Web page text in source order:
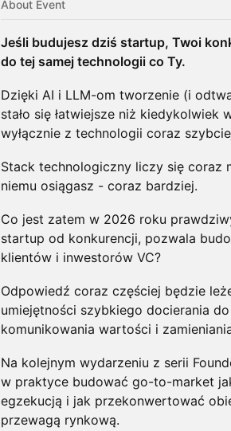
About Event
Jeśli budujesz dziś startup, Twoi
do tej samej technologii co Ty.
​Dzięki AI i LLM-om tworzenie (i
stało się łatwiejsze niż kiedykolwiek
wyłącznie z technologii coraz
​Stack technologiczny liczy się coraz
niemu osiągasz - coraz bardziej.
​Co jest zatem w 2026 roku
startup od konkurencji, pozwala
klientów i inwestorów VC?
​Odpowiedź coraz częściej będzie
umiejętności szybkiego docierania
komunikowania wartości i
​Na kolejnym wydarzeniu z serii
w praktyce budować go-to-market
egzekucją i jak przekonwertować
przewagą rynkową.